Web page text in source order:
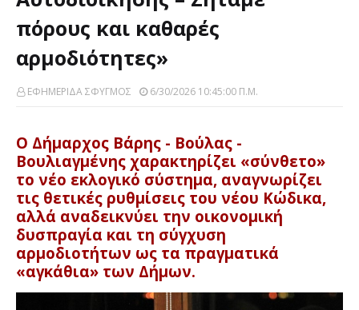
πόρους και καθαρές
αρμοδιότητες»
ΕΦΗΜΕΡΙΔΑ ΣΦΥΓΜΟΣ 6/30/2026 10:45:00 Π.μ.
Ο Δήμαρχος Βάρης - Βούλας -
Βουλιαγμένης χαρακτηρίζει «σύνθετο»
το νέο εκλογικό σύστημα, αναγνωρίζει
τις θετικές ρυθμίσεις του νέου Κώδικα,
αλλά αναδεικνύει την οικονομική
δυσπραγία και τη σύγχυση
αρμοδιοτήτων ως τα πραγματικά
«αγκάθια» των Δήμων.